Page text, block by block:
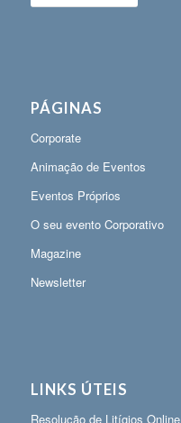
PÁGINAS
Corporate
Animação de Eventos
Eventos Próprios
O seu evento Corporativo
Magazine
Newsletter
LINKS ÚTEIS
Resolução de Litígios Online